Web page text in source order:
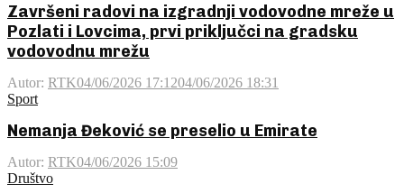
Završeni radovi na izgradnji vodovodne mreže u
Pozlati i Lovcima, prvi priključci na gradsku
vodovodnu mrežu
Autor: RTK04/06/2026 17:1204/06/2026 18:31
Sport
Nemanja Đeković se preselio u Emirate
Autor: RTK04/06/2026 15:09
Društvo